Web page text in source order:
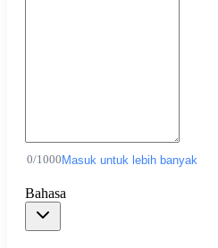
0/1000 Masuk untuk lebih banyak
Bahasa